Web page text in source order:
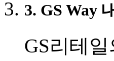
3. GS Way
GS리테